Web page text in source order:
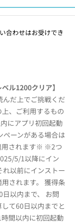
合わせはお受けでき
ル1200クリア】
だ上でご挑戦くだ
、ご利用するもの
にアプリ初回起動
ーンがある場合は
用されます※ ※2つ
5/1以降にイン
れ以前にインストー
されます。 獲得条
以内まで、 お問
て60日以内までと
間以内に初回起動